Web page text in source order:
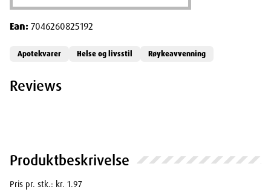
Produktbeskrivelse
Pris pr. stk.: kr. 1.97
Ean:7046260825192
Apotekvarer Helse og livsstil Røykeavvenning
Reviews